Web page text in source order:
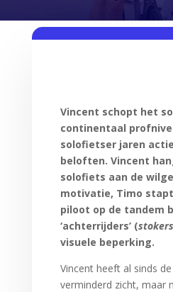
Vincent schopt het
continentaal
solofietser jaren
beloften. Vincent
solofiets aan de
motivatie, Timo stapt
piloot op de tandem
‘achterrijders’ (stokers
visuele beperking.
Vincent heeft al sinds
verminderd zicht, maar